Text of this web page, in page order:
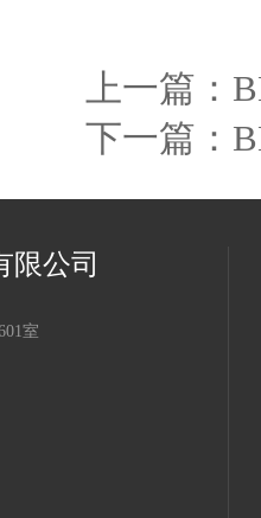
上一篇：
下一篇：
限公司
室